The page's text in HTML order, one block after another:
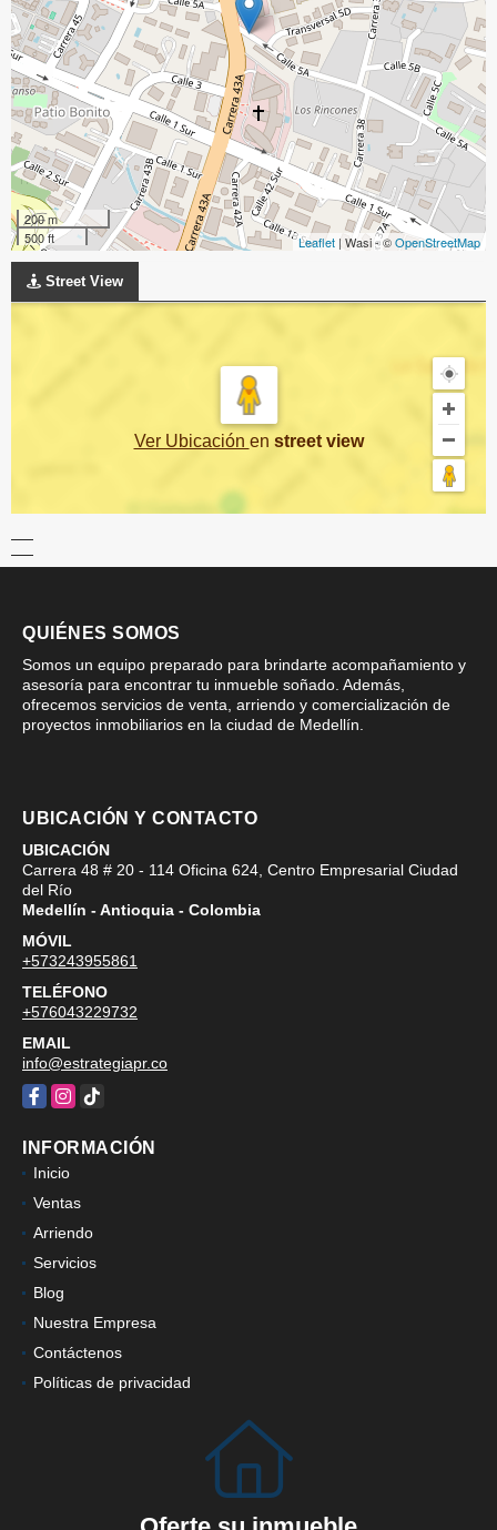
200 m
500 ft
Leaflet | Wasi - ©OpenStreetMap
Street View
Ver Ubicación en street view
QUIÉNES SOMOS
Somos un equipo preparado para brindarte acompañamiento y
asesoría para encontrar tu inmueble soñado. Además,
ofrecemos servicios de venta, arriendo y comercialización de
proyectos inmobiliarios en la ciudad de Medellín.
UBICACIÓN Y CONTACTO
UBICACIÓN
Carrera 48 # 20 - 114 Oficina 624, Centro Empresarial Ciudad
del Río
Medellín - Antioquia - Colombia
MÓVIL
+573243955861
TELÉFONO
+576043229732
EMAIL
info@estrategiapr.co
Facebook
Instagram
TikTok
INFORMACIÓN
Inicio
Ventas
Arriendo
Servicios
Blog
Nuestra Empresa
Contáctenos
Políticas de privacidad